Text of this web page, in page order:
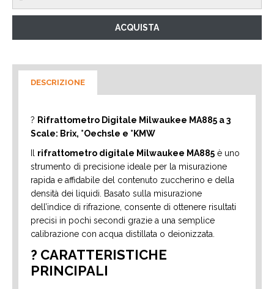
DESCRIZIONE
? Rifrattometro Digitale Milwaukee MA885 a 3
Scale: Brix, °Oechsle e °KMW
rifrattometro digitale Milwaukee MA885 è uno
strumento di precisione ideale per la misurazione
rapida e affidabile del contenuto zuccherino e della
densità dei liquidi. Basato sulla misurazione
dell’indice di rifrazione, consente di ottenere risultati
precisi in pochi secondi grazie a una semplice
calibrazione con acqua distillata o deionizzata.
? CARATTERISTICHE
PRINCIPALI